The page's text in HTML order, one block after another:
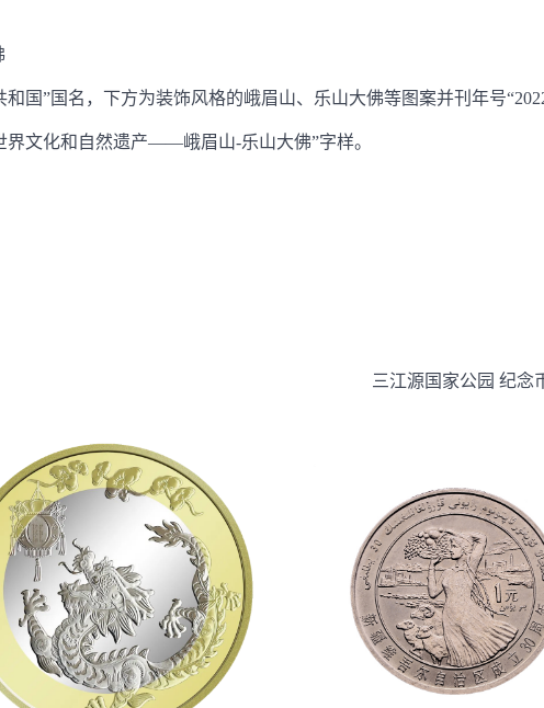
国”国名，下方为装饰风格的峨眉山、乐山大佛等图案并刊年号
文化和自然遗产——峨眉山-乐山大佛”字样。
三江源国家公园 纪念